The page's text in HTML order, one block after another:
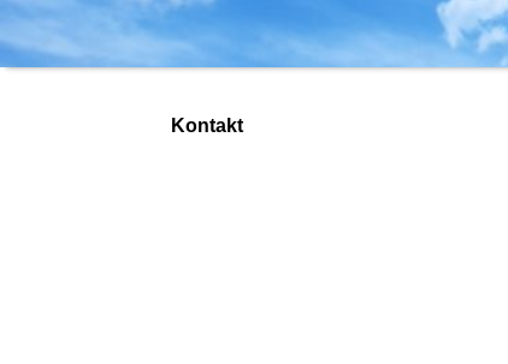
Kontakt